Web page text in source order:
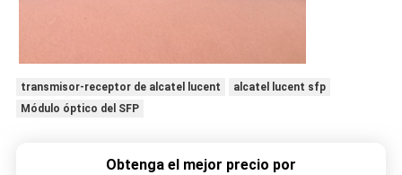
transmisor-receptor de alcatel lucent
alcatel lucent sfp
Módulo óptico del SFP
Obtenga el mejor precio por